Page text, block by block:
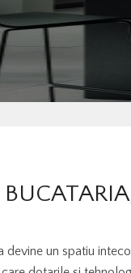
devine un spatiu